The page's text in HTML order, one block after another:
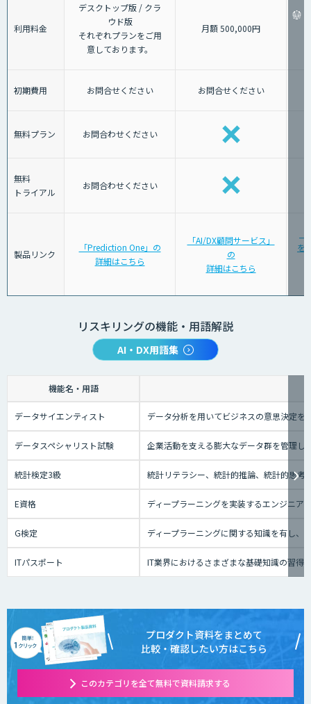
利用料金
デスクトップ版 / クラ
ウド版
それぞれプランをご用
意しております。
月額 500,000円
初期費用 お問合せください お問合せください
無料プラン お問合わせください
無料
トライアル
お問合わせください
製品リンク
「Prediction One」の
詳細はこちら
「AI/DX顧問サービス」
の
詳細はこちら
を
リスキリングの機能・用語解説
AI・DX用語集
機能名・用語
データサイエンティスト データ分析を用いてビジネスの意思決定
データスペシャリスト試験 企業活動を支える膨大なデータ群を管理し
統計検定3級 統計リテラシー、統計的推論、統計的思考
E資格 ディープラーニングを実装するエンジニア
G検定 ディープラーニングに関する知識を有し
ITパスポート IT業界におけるさまざまな基礎知識の習得
プロダクト資料をまとめて
比較・確認したい方はこちら
このカテゴリを全て無料で資料請求する